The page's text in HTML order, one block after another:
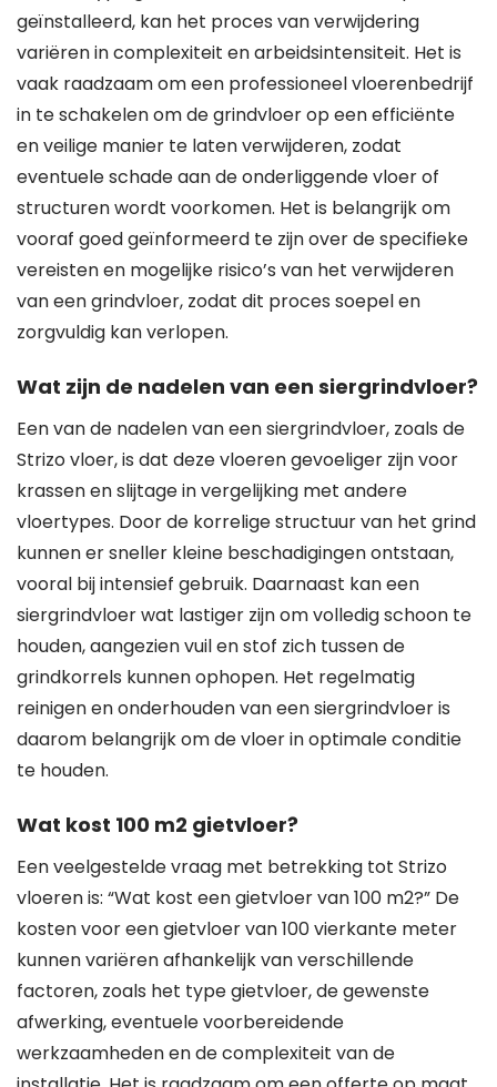
geïnstalleerd, kan het proces van verwijdering
variëren in complexiteit en arbeidsintensiteit. Het is
vaak raadzaam om een professioneel vloerenbedrijf
in te schakelen om de grindvloer op een efficiënte
en veilige manier te laten verwijderen, zodat
eventuele schade aan de onderliggende vloer of
structuren wordt voorkomen. Het is belangrijk om
vooraf goed geïnformeerd te zijn over de specifieke
vereisten en mogelijke risico’s van het verwijderen
van een grindvloer, zodat dit proces soepel en
zorgvuldig kan verlopen.
Wat zijn de nadelen van een siergrindvloer?
Een van de nadelen van een siergrindvloer, zoals de
Strizo vloer, is dat deze vloeren gevoeliger zijn voor
krassen en slijtage in vergelijking met andere
vloertypes. Door de korrelige structuur van het grind
kunnen er sneller kleine beschadigingen ontstaan,
vooral bij intensief gebruik. Daarnaast kan een
siergrindvloer wat lastiger zijn om volledig schoon te
houden, aangezien vuil en stof zich tussen de
grindkorrels kunnen ophopen. Het regelmatig
reinigen en onderhouden van een siergrindvloer is
daarom belangrijk om de vloer in optimale conditie
te houden.
Wat kost 100 m2 gietvloer?
Een veelgestelde vraag met betrekking tot Strizo
vloeren is: “Wat kost een gietvloer van 100 m2?” De
kosten voor een gietvloer van 100 vierkante meter
kunnen variëren afhankelijk van verschillende
factoren, zoals het type gietvloer, de gewenste
afwerking, eventuele voorbereidende
werkzaamheden en de complexiteit van de